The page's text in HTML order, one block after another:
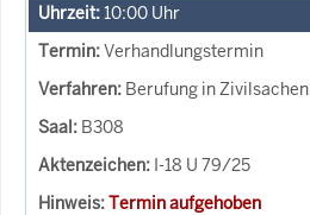
10:00 Uhr
Verhandlungstermin
Berufung in Zivilsachen
B308
I-18 U 79/25
Termin aufgehoben